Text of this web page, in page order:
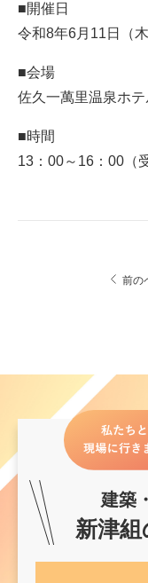
■開催日
令和8年6月11日（木
■会場
佐久一萬里温泉ホ
■時間
13：00～16：00（
前の
建築
新津